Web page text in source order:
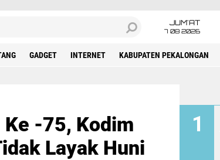
JUM'AT
7 08 2026
GADGET INTERNET KABUPATEN PEKALONGAN
Ke -75, Kodim
Layak Huni